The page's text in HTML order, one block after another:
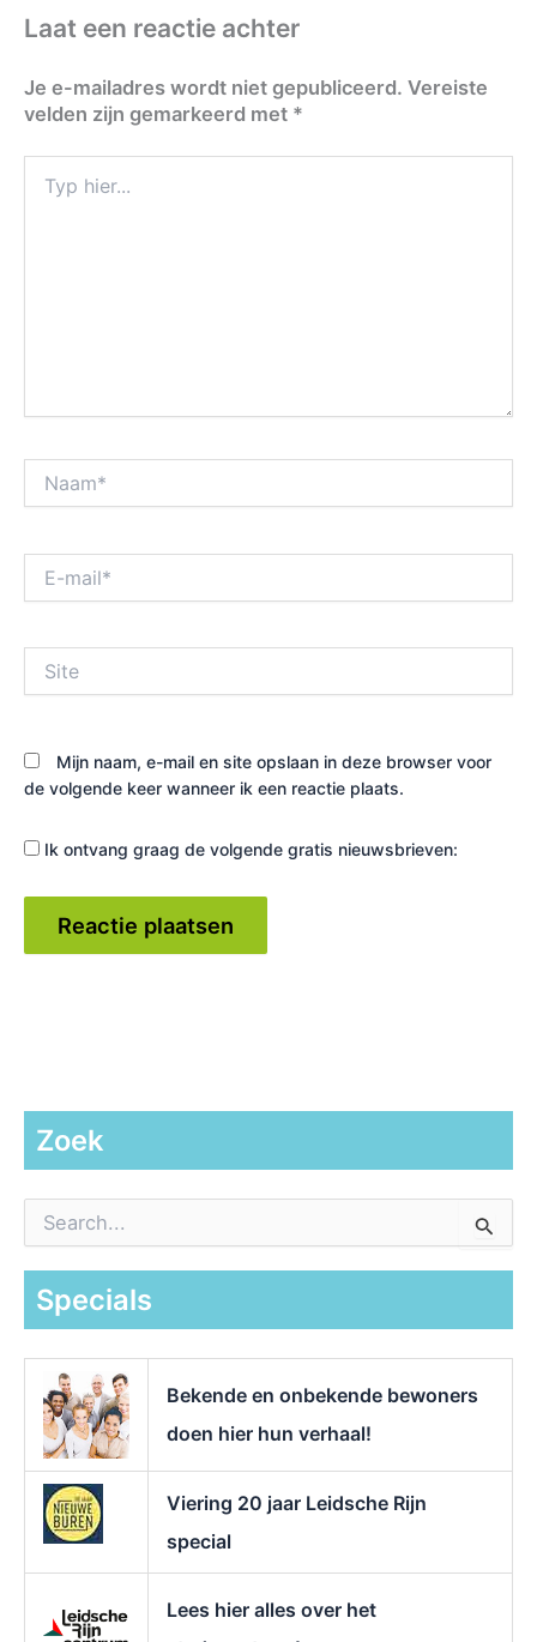
Laat een reactie achter
Je e-mailadres wordt niet gepubliceerd. Vereiste
velden zijn gemarkeerd met *
hier...
mail*
Mijn naam, e-mail en site opslaan in deze browser voor
de volgende keer wanneer ik een reactie plaats.
Ik ontvang graag de volgende gratis nieuwsbrieven:
Zoek
a
Specials
Bekende en onbekende bewoners
doen hier hun verhaal!
Viering 20 jaar Leidsche Rijn
special
Lees hier alles over het